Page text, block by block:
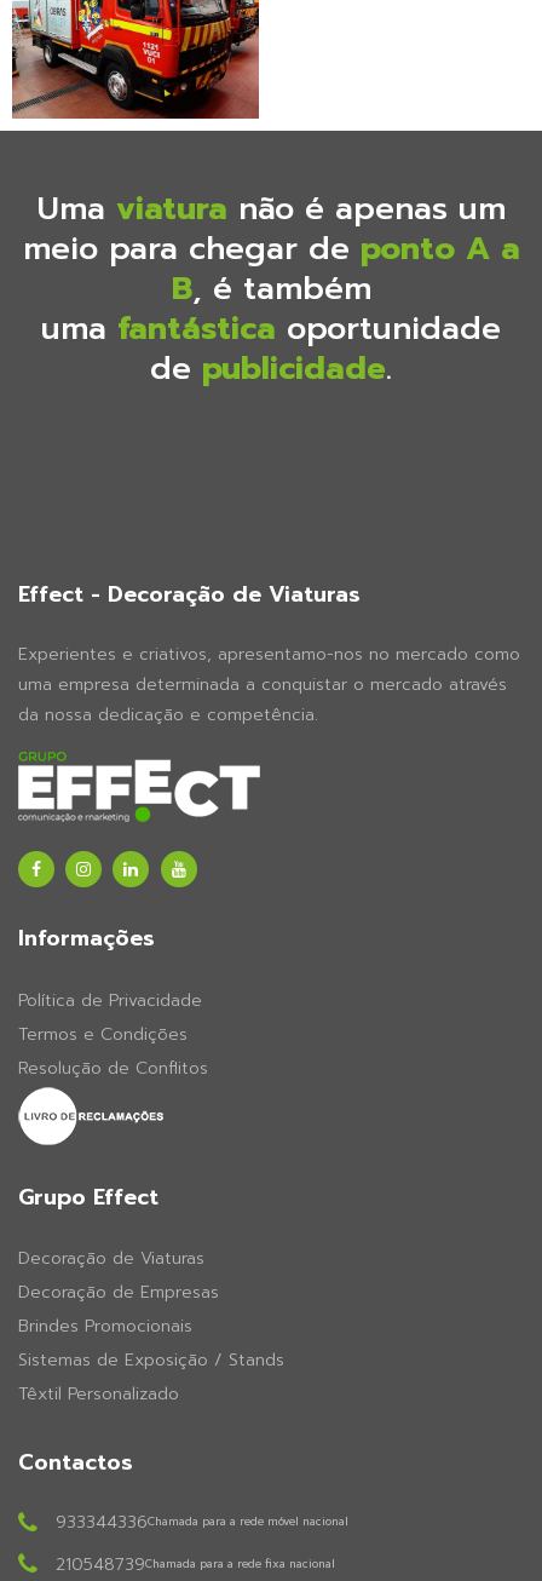
Uma viatura não é apenas um
meio para chegar de ponto A a
B, é também
uma fantástica oportunidade
de publicidade.
Effect - Decoração de Viaturas
Experientes e criativos, apresentamo-nos no mercado como
uma empresa determinada a conquistar o mercado através
da nossa dedicação e competência.
Informações
Política de Privacidade
Termos e Condições
Resolução de Conflitos
Grupo Effect
Decoração de Viaturas
Decoração de Empresas
Brindes Promocionais
Sistemas de Exposição / Stands
Têxtil Personalizado
Contactos
933344336Chamada para a rede móvel nacional
210548739Chamada para a rede fixa nacional